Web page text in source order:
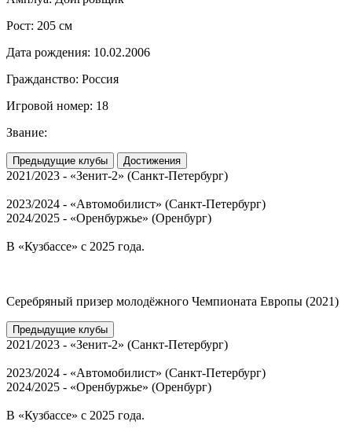
Рост: 205 см
Дата рождения: 10.02.2006
Гражданство: Россия
Игровой номер: 18
Звание:
Предыдущие клубы Достижения
2021/2023 - «Зенит-2» (Санкт-Петербург)
2023/2024 - «Автомобилист» (Санкт-Петербург)
2024/2025 - «Оренбуржье» (Оренбург)
В «Кузбассе» с 2025 года.
Серебряный призер молодёжного Чемпионата Европы (2021)
Предыдущие клубы
2021/2023 - «Зенит-2» (Санкт-Петербург)
2023/2024 - «Автомобилист» (Санкт-Петербург)
2024/2025 - «Оренбуржье» (Оренбург)
В «Кузбассе» с 2025 года.